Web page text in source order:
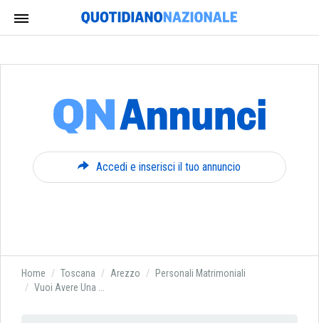
Accedi e inserisci il tuo annuncio
Home Toscana Arezzo
Personali Matrimoniali
Vuoi Avere Una ...